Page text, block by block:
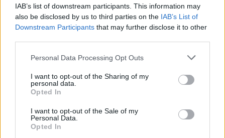
IAB’s list of downstream participants. This information may
also be disclosed by us to third parties on the IAB’s List of
Downstream Participants that may further disclose it to other
Personal Data Processing Opt Outs
I want to opt-out of the Sharing of my
personal data.
Opted In
I want to opt-out of the Sale of my
Personal Data.
Opted In
Pateikė daugiau detalių apie iš tėvų paimtus šešis
vaikus: jiems kilusi grėsmė
vaiko gyvybių išgelbėti nepavyko
Žinios
Nufilmavo, kaip patvino Vilniaus Vakarinis aplinkkelis: